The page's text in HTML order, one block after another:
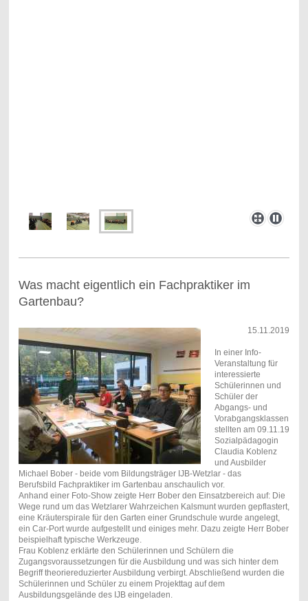
Was macht eigentlich ein Fachpraktiker im
Gartenbau?
15.11.2019
In einer Info-
Veranstaltung für
interessierte
Schülerinnen und
Schüler der
Abgangs- und
Vorabgangsklassen
stellten am 09.11.19
Sozialpädagogin
Claudia Koblenz
und Ausbilder
Michael Bober - beide vom Bildungsträger IJB-Wetzlar - das
Berufsbild Fachpraktiker im Gartenbau anschaulich vor.
Anhand einer Foto-Show zeigte Herr Bober den Einsatzbereich auf: Die
Wege rund um das Wetzlarer Wahrzeichen Kalsmunt wurden gepflastert,
eine Kräuterspirale für den Garten einer Grundschule wurde angelegt,
ein Car-Port wurde aufgestellt und einiges mehr. Dazu zeigte Herr Bober
beispielhaft typische Werkzeuge.
Frau Koblenz erklärte den Schülerinnen und Schülern die
Zugangsvoraussetzungen für die Ausbildung und was sich hinter dem
Begriff theoriereduzierter Ausbildung verbirgt. Abschließend wurden die
Schülerinnen und Schüler zu einem Projekttag auf dem
Ausbildungsgelände des IJB eingeladen.